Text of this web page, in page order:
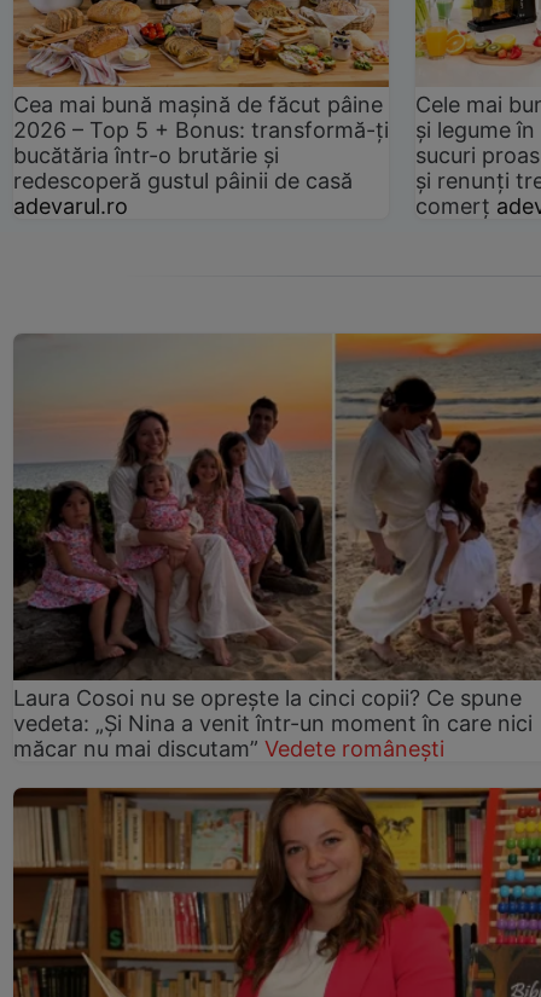
Cea mai bună mașină de făcut pâine
2026 – Top 5 + Bonus: transformă-ți
bucătăria într-o brutărie și
redescoperă gustul pâinii de casă
adevarul.ro
Cele mai
și legume
sucuri
și renunți
comerț
Laura Cosoi nu se oprește la cinci copii? Ce spune
vedeta: „Și Nina a venit într-un moment în care nici
măcar nu mai discutam” Vedete românești